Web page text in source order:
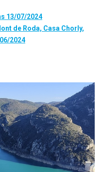
13/07/2024
de Roda, Casa Chorly,
2024